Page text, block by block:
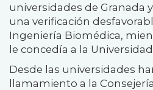
universidades de Granada
una verificación
Ingeniería Biomédica,
le concedía a la
Desde las universidades
llamamiento a la